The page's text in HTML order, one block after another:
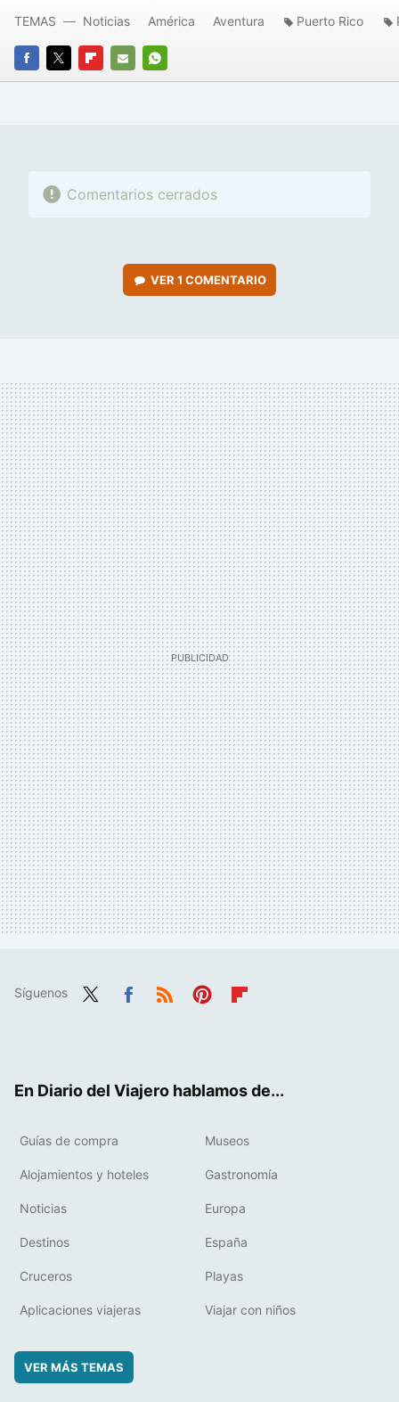
FACEBOOK
TWITTERFLIPBOARD
E-
WHATSAPP
TEMAS Noticias América Aventura Puerto Rico
Comentarios cerrados
VER 1 COMENTARIO
Síguenos
En Diario del Viajero hablamos de...
Guías de compra Museos
Alojamientos y hoteles Gastronomía
Noticias Europa
Destinos España
Cruceros Playas
Aplicaciones viajeras Viajar con niños
VER MÁS TEMAS